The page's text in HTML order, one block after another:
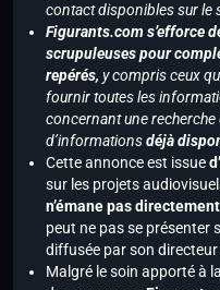
contact disponibles sur le
Figurants.com s’efforce
scrupuleuses pour
repérés, y compris ceux
fournir toutes les
concernant une recherche
d’informationsdéjà
Cette annonce est issue
sur les projets
n’émane pas
peut ne pas se présenter
diffusée par son
Malgré le soin apporté à